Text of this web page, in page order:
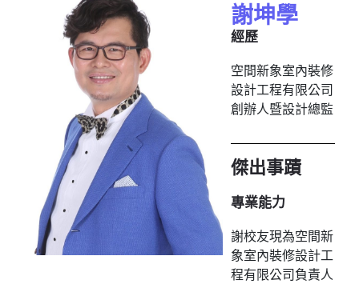
謝坤學
經歷
空間新象室內裝修
設計工程有限公司
創辦人暨設計總監
傑出事蹟
專業能力
謝校友現為空間新
象室內裝修設計工
程有限公司負責人